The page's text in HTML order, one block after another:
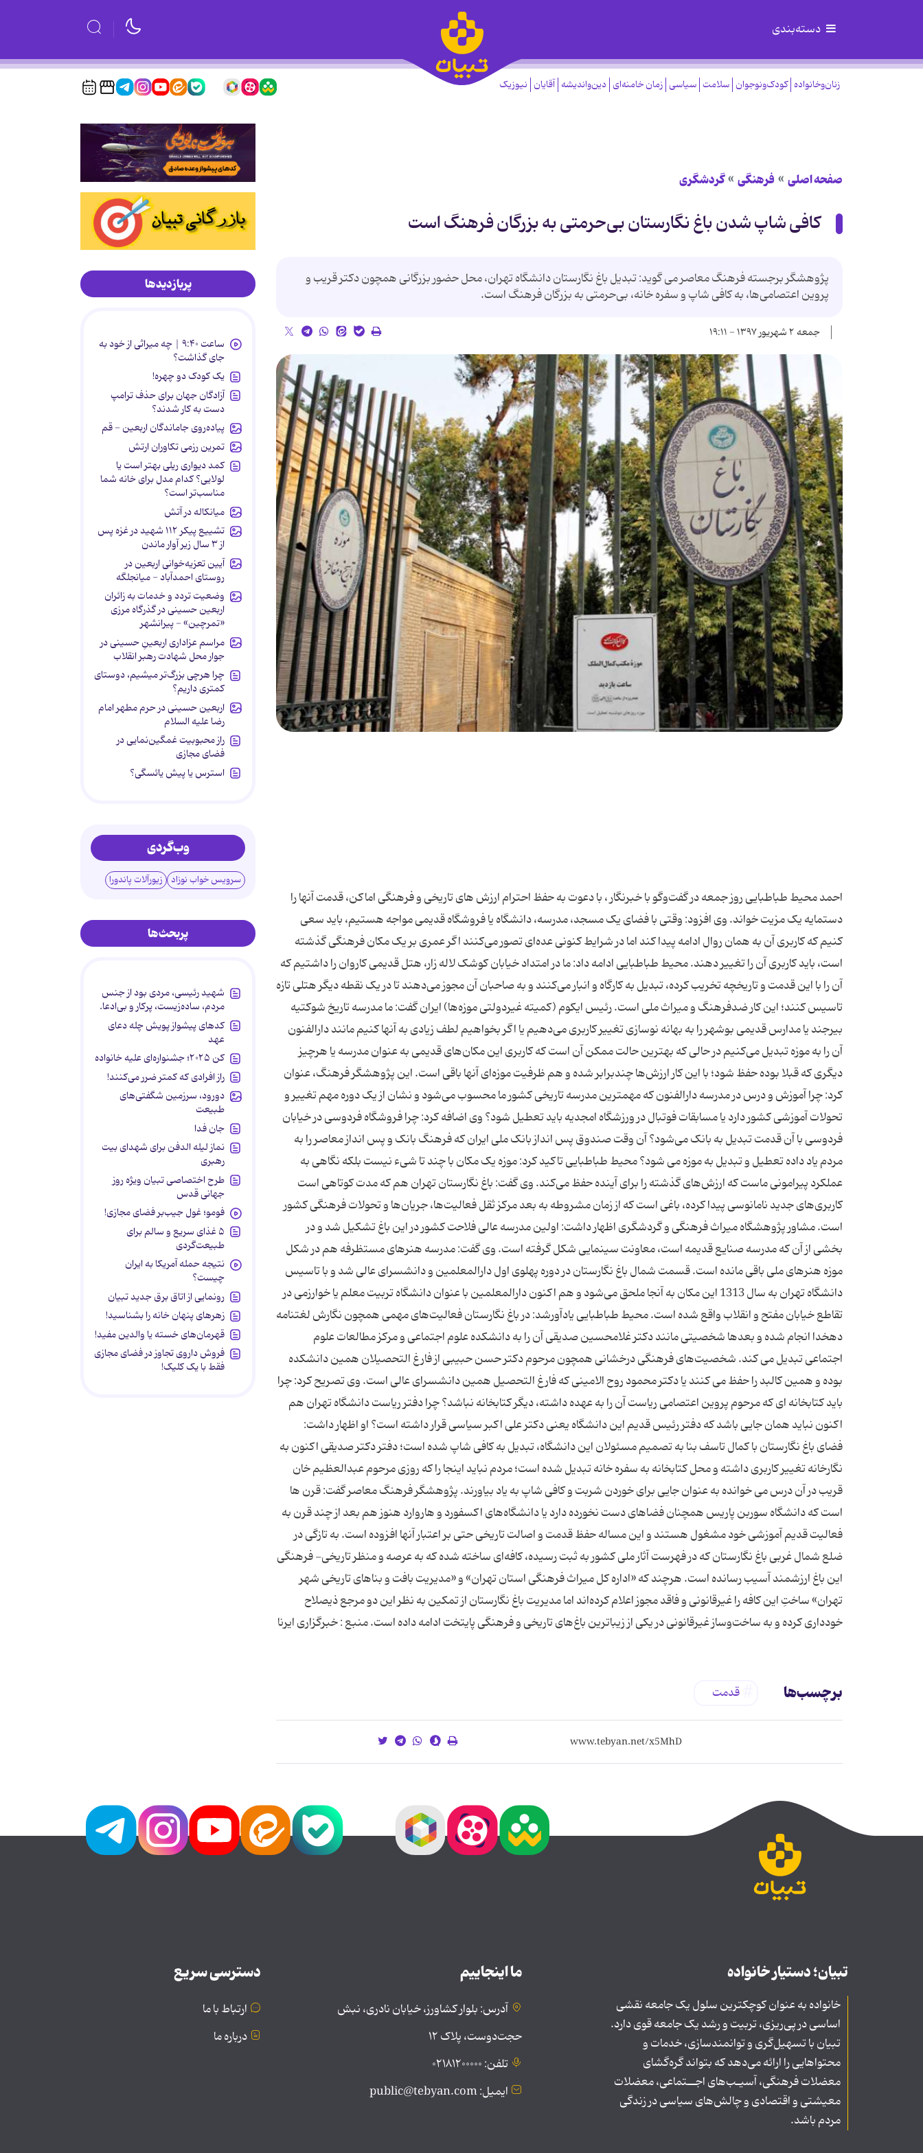
دسته‌بندی
زنان‌وخانواده کودک‌ونوجوان سلامت سیاسی زمان خامنه‌ای دین‌واندیشه آقایان نیوزیک
صفحه اصلی فرهنگی گردشگری
کافی شاپ شدن باغ نگارستان بی‌حرمتی به بزرگان فرهنگ است
پژوهشگر برجسته فرهنگ معاصر می گوید: تبدیل باغ نگارستان دانشگاه تهران، محل حضور بزرگانی همچون دکتر قریب و
پروین اعتصامی‌ها، به کافی شاپ و سفره خانه، بی‌حرمتی به بزرگان فرهنگ است.
جمعه ۲ شهریور ۱۳۹۷ - ۱۹:۱۱
احمد محیط طباطبایی روز جمعه در گفت‌وگو با خبرنگار ، با دعوت به حفظ احترام ارزش های تاریخی و فرهنگی اماکن، قدمت آنها را
دستمایه یک مزیت خواند. وی افزود: وقتی با فضای یک مسجد، مدرسه، دانشگاه یا فروشگاه قدیمی مواجه هستیم، باید سعی
کنیم که کاربری آن به همان روال ادامه پیدا کند اما در شرایط کنونی عده‌ای تصور می‌کنند اگر عمری بر یک مکان فرهنگی گذشته
است، باید کاربری آن را تغییر دهند. محیط طباطبایی ادامه داد: ما در امتداد خیابان کوشک لاله زار، هتل قدیمی کاروان را داشتیم که
آن را با این قدمت و تاریخچه تخریب کرده، تبدیل به کارگاه و انبار می‌کنند و به صاحبان آن مجوز می‌دهند تا در یک نقطه دیگر هتلی تازه
تاسیس کنند؛ این کار ضدفرهنگ و میراث ملی است. رئیس ایکوم (کمیته غیردولتی موزه‌ها) ایران گفت: ما مدرسه تاریخ شوکتیه
بیرجند یا مدارس قدیمی بوشهر را به بهانه نوسازی تغییر کاربری می‌دهیم یا اگر بخواهیم لطف زیادی به آنها کنیم مانند دارالفنون
آن را به موزه تبدیل می‌کنیم در حالی که بهترین حالت ممکن آن است که کاربری این مکان‌های قدیمی به عنوان مدرسه یا هرچیز
دیگری که قبلا بوده حفظ شود؛ با این کار ارزش‌ها چندبرابر شده و هم ظرفیت موزه‌ای آنها باقی است. این پژوهشگر فرهنگ، عنوان
کرد: چرا آموزش و درس در مدرسه دارالفنون که مهمترین مدرسه تاریخی کشور ما محسوب می‌شود و نشان از یک دوره مهم تغییر و
تحولات آموزشی کشور دارد یا مسابقات فوتبال در ورزشگاه امجدیه باید تعطیل شود؟ وی اضافه کرد: چرا فروشگاه فردوسی در خیابان
فردوسی با آن قدمت تبدیل به بانک می‌شود؟ آن وقت صندوق پس انداز بانک ملی ایران که فرهنگ بانک و پس انداز معاصر را به
مردم یاد داده تعطیل و تبدیل به موزه می شود؟ محیط طباطبایی تاکید کرد: موزه یک مکان با چند تا شیء نیست بلکه نگاهی به
عملکرد پیرامونی ماست که ارزش‌های گذشته را برای آینده حفظ می‌کند. وی گفت: باغ نگارستان تهران هم که مدت کوتاهی است
کاربری‌های جدید نامانوسی پیدا کرده، باغی است که از زمان مشروطه به بعد مرکز ثقل فعالیت‌ها، جریان‌ها و تحولات فرهنگی کشور
است. مشاور پژوهشگاه میراث فرهنگی و گردشگری اظهار داشت: اولین مدرسه عالی فلاحت کشور در این باغ تشکیل شد و در
بخشی از آن که مدرسه صنایع قدیمه است، معاونت سینمایی شکل گرفته است. وی گفت: مدرسه هنرهای مستظرفه هم در شکل
موزه هنرهای ملی باقی مانده است. قسمت شمال باغ نگارستان در دوره پهلوی اول دارالمعلمین و دانشسرای عالی شد و با تاسیس
دانشگاه تهران به سال 1313 این مکان به آنجا ملحق می‌شود و هم اکنون دارالمعلمین با عنوان دانشگاه تربیت معلم یا خوارزمی در
تقاطع خیابان مفتح و انقلاب واقع شده است. محیط طباطبایی یادآورشد: در باغ نگارستان فعالیت‌های مهمی همچون نگارش لغتنامه
دهخدا انجام شده و بعدها شخصیتی مانند دکتر غلامحسین صدیقی آن را به دانشکده علوم اجتماعی و مرکز مطالعات علوم
اجتماعی تبدیل می کند. شخصیت‌های فرهنگی درخشانی همچون مرحوم دکتر حسن حبیبی از فارغ التحصیلان همین دانشکده
بوده و همین کالبد را حفظ می کنند یا دکتر محمود روح الامینی که فارغ التحصیل همین دانشسرای عالی است. وی تصریح کرد: چرا
باید کتابخانه ای که مرحوم پروین اعتصامی ریاست آن را به عهده داشته، دیگر کتابخانه نباشد؟ چرا دفتر ریاست دانشگاه تهران هم
اکنون نباید همان جایی باشد که دفتر رئیس قدیم این دانشگاه یعنی دکتر علی اکبر سیاسی قرار داشته است؟ او اظهار داشت:
فضای باغ نگارستان با کمال تاسف بنا به تصمیم مسئولان این دانشگاه، تبدیل به کافی شاپ شده است؛ دفتر دکتر صدیقی اکنون به
نگارخانه تغییر کاربری داشته و محل کتابخانه به سفره خانه تبدیل شده است؛ مردم نباید اینجا را که روزی مرحوم عبدالعظیم خان
قریب در آن درس می خوانده به عنوان جایی برای خوردن شربت و کافی شاپ به یاد بیاورند. پژوهشگر فرهنگ معاصر گفت: قرن ها
است که دانشگاه سوربن پاریس همچنان فضاهای دست نخورده دارد یا دانشگا‌ه‌های اکسفورد و هاروارد هنوز هم بعد از چند قرن به
فعالیت قدیم آموزشی خود مشغول هستند و این مساله حفظ قدمت و اصالت تاریخی حتی بر اعتبار آنها افزوده است. به تازگی در
ضلع شمال غربی باغ نگارستان که در فهرست آثار ملی کشور به ثبت رسیده، کافه‌ای ساخته شده که به عرصه و منظر تاریخی- فرهنگی
این باغ ارزشمند آسیب رسانده است. هرچند که «اداره کل میراث فرهنگی استان تهران» و «مدیریت بافت و بناهای تاریخی شهر
تهران» ساختِ این کافه را غیرقانونی و فاقد مجوز اعلام کرده‌اند اما مدیریت باغ نگارستان از تمکین به نظر این دو مرجع ذیصلاح
خودداری کرده و به ساخت‌و‌ساز غیرقانونی در یکی از زیبا‌ترین باغ‌های تاریخی و فرهنگی پایتخت ادامه داده است. منبع : خبرگزاری ایرنا
برچسب‌ها قدمت
پربازدیدها
ساعت ۹:۴۰ | چه میراثی از خود به
جای گذاشت؟
یک کودک دو چهره!
آزادگان جهان برای حذف ترامپ
دست به کار شدند؟
پیاده‌روی جاماندگان اربعین - قم
تمرین رزمی تکاوران ارتش
کمد دیواری ریلی بهتر است یا
لولایی؟ کدام مدل برای خانه شما
مناسب‌تر است؟
میانکاله در آتش
تشییع پیکر ۱۱۲ شهید در غزه پس
از ۳ سال زیر آوار ماندن
آیین تعزیه‌خوانی اربعین در
روستای احمدآباد - میانجلگه
وضعیت تردد و خدمات به زائران
اربعین حسینی در گذرگاه مرزی
«تمرچین» - پیرانشهر
مراسم عزاداری اربعینِ حسینی در
جوار محل شهادت رهبر انقلاب
چرا هرچی بزرگ‌تر میشیم، دوستای
کمتری داریم؟
اربعین حسینی در حرم مطهر امام
رضا علیه السلام
راز محبوبیت غمگین‌نمایی در
فضای مجازی
استرس یا پیش یائسگی؟
وب‌گردی
سرویس خواب نوزاد زیورآلات پاندورا
پربحث‌ها
شهید رئیسی، مردی بود از جنس
مردم، ساده‌زیست، پرکار و بی‌ادعا.
کدهای پیشواز پویش چله دعای
عهد
کن ۲۰۲۵؛ جشنواره‌ای علیه خانواده
راز افرادی که کمتر ضرر می‌کنند!
دورود، سرزمین شگفتی‌های
طبیعت
جان فدا
نماز لیله الدفن برای شهدای بیت
رهبری
طرح اختصاصی تبیان ویژه روز
جهانی قدس
فومو؛ غول جیب‌بر فضای مجازی!
۵ غذای سریع و سالم برای
طبیعت‌گردی
نتیجه حمله آمریکا به ایران
چیست؟
رونمایی از اتاق برق جدید تبیان
زهرهای پنهان خانه را بشناسید!
قهرمان‌های خسته یا والدین مفید!
فروش داروی تجاوز در فضای مجازی
فقط با یک کلیک!
تبیان؛ دستیار خانواده
خانواده به عنوان کوچکترین سلول یک جامعه نقشی
اساسی در پی‌ریزی، تربیت و رشد یک جامعه قوی دارد.
تبیان با تسهیل‌گری و توانمندسازی، خدمات و
محتواهایی را ارائه می‌دهد که بتواند گره‌گشای
معضلات فرهنگی، آسیـب‌های اجــتماعی، معضلات
معیشتی و اقتصادی و چالش‌های سیاسی در زندگی
مردم باشد.
ما اینجاییم
آدرس: بلوار کشاورز، خیابان نادری، نبش
حجت‌دوست، پلاک ۱۲
تلفن: ۰۲۱۸۱۲۰۰۰۰۰
ایمیل: public@tebyan.com
دسترسی سریع
ارتباط با ما
درباره ما